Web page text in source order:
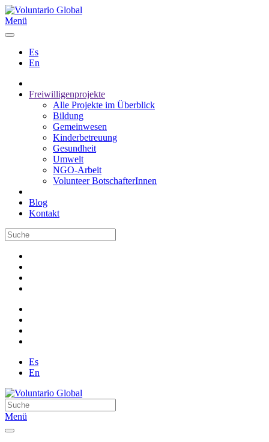
Menü
Es
En
Freiwilligenprojekte
Alle Projekte im Überblick
Bildung
Gemeinwesen
Kinderbetreuung
Gesundheit
Umwelt
NGO-Arbeit
Volunteer BotschafterInnen
Blog
Kontakt
Es
En
Menü